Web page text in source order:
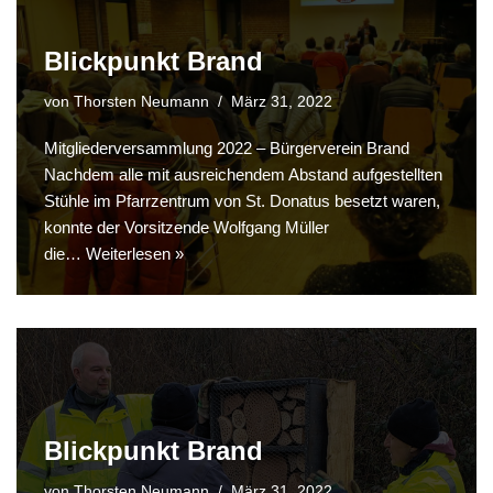
Blickpunkt Brand
vonThorsten Neumann März 31, 2022
Mitgliederversammlung 2022 – Bürgerverein Brand
Nachdem alle mit ausreichendem Abstand aufgestellten
Stühle im Pfarrzentrum von St. Donatus besetzt waren,
konnte der Vorsitzende Wolfgang Müller
die… Weiterlesen »
Blickpunkt Brand